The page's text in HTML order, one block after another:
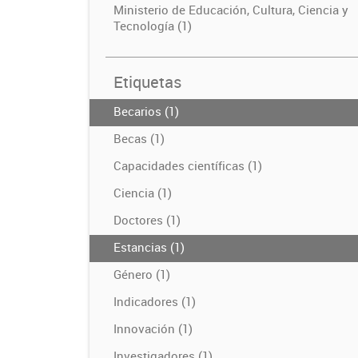
Ministerio de Educación, Cultura, Ciencia y
Tecnología (1)
Etiquetas
Becarios (1)
Becas (1)
Capacidades científicas (1)
Ciencia (1)
Doctores (1)
Estancias (1)
Género (1)
Indicadores (1)
Innovación (1)